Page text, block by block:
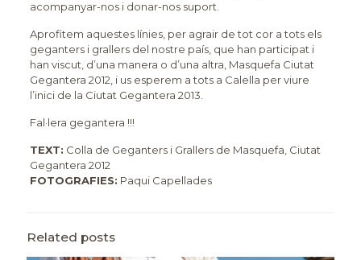
acompanyar-nos i donar-nos suport.
Aprofitem aquestes línies, per agrair de tot cor a tots els
geganters i grallers del nostre país, que han participat i
han viscut, d’una manera o d’una altra, Masquefa Ciutat
Gegantera 2012, i us esperem a tots a Calella per viure
l’inici de la Ciutat Gegantera 2013.
Fal·lera gegantera !!!
TEXT: Colla de Geganters i Grallers de Masquefa, Ciutat
Gegantera 2012
FOTOGRAFIES: Paqui Capellades
Related posts